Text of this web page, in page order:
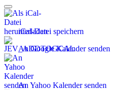
iCal-Datei speichern
An Google Kalender senden
An Yahoo Kalender senden